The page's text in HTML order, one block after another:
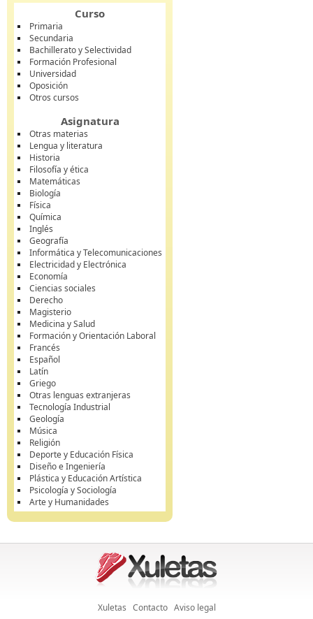
Curso
Primaria
Secundaria
Bachillerato y Selectividad
Formación Profesional
Universidad
Oposición
Otros cursos
Asignatura
Otras materias
Lengua y literatura
Historia
Filosofía y ética
Matemáticas
Biología
Física
Química
Inglés
Geografía
Informática y Telecomunicaciones
Electricidad y Electrónica
Economía
Ciencias sociales
Derecho
Magisterio
Medicina y Salud
Formación y Orientación Laboral
Francés
Español
Latín
Griego
Otras lenguas extranjeras
Tecnología Industrial
Geología
Música
Religión
Deporte y Educación Física
Diseño e Ingeniería
Plástica y Educación Artística
Psicología y Sociología
Arte y Humanidades
Xuletas Contacto Aviso legal